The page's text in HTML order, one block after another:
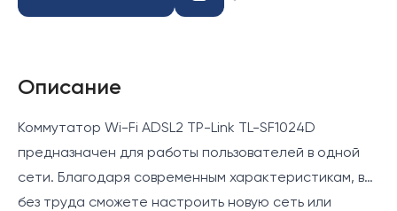
Описание
Коммутатор Wi-Fi ADSL2 TP-Link TL-SF1024D
предназначен для работы пользователей в одной
сети. Благодаря современным характеристикам, вы
без труда сможете настроить новую сеть или